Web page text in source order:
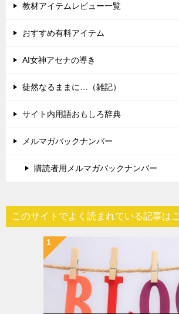
教材アイテムレビュー一覧
おすすめ有料アイテム
AI女神アセナの導き
徒然なるままに…（雑記）
サイト内用語おもしろ辞典
メルマガバックナンバー
購読者用メルマガバックナンバー
このサイトでよく読まれている記事は